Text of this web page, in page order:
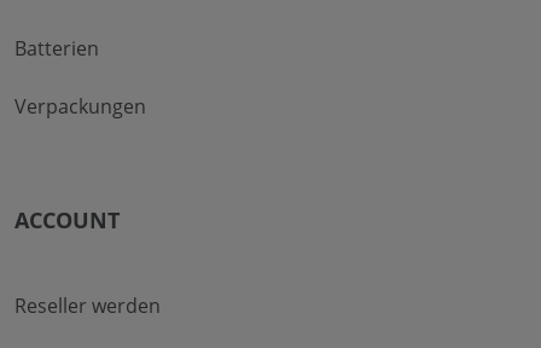
Batterien
Verpackungen
ACCOUNT
Reseller werden